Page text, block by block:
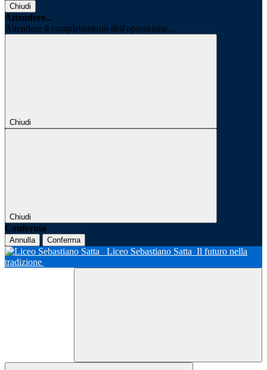
Chiudi
Attendere...
Attendere il completamento dell'operazione...
Chiudi
Chiudi
Conferma
Annulla Conferma
Liceo Sebastiano Satta Il futuro nella
tradizione